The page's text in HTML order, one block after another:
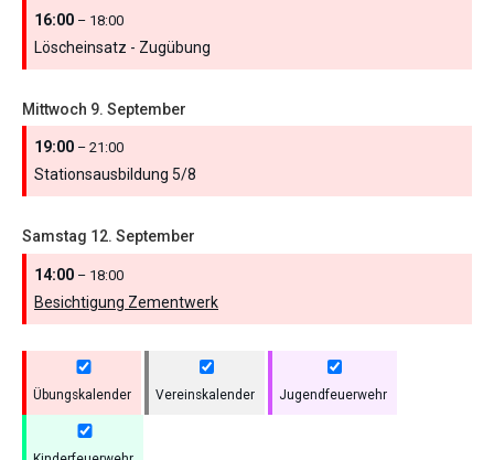
16:00 – 18:00
Löscheinsatz - Zugübung
Mittwoch 9. September
19:00 – 21:00
Stationsausbildung 5/8
Samstag 12. September
14:00 – 18:00
Besichtigung Zementwerk
Übungskalender Vereinskalender Jugendfeuerwehr